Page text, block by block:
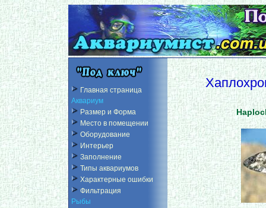
Главная страница
Аквариум
Размер и Форма
Место в помещении
Оборудование
Интерьер
Заполнение
Типы аквариумов
Характерные ошибки
Фильтрация
Рыбы